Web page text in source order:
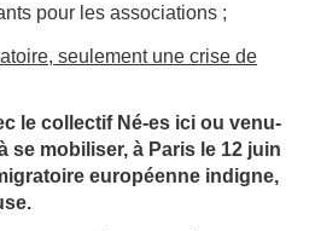
pour les associations ;
seulement une crise de
le collectif Né-es ici ou venu-
se mobiliser, à Paris le 12 juin
européenne indigne,